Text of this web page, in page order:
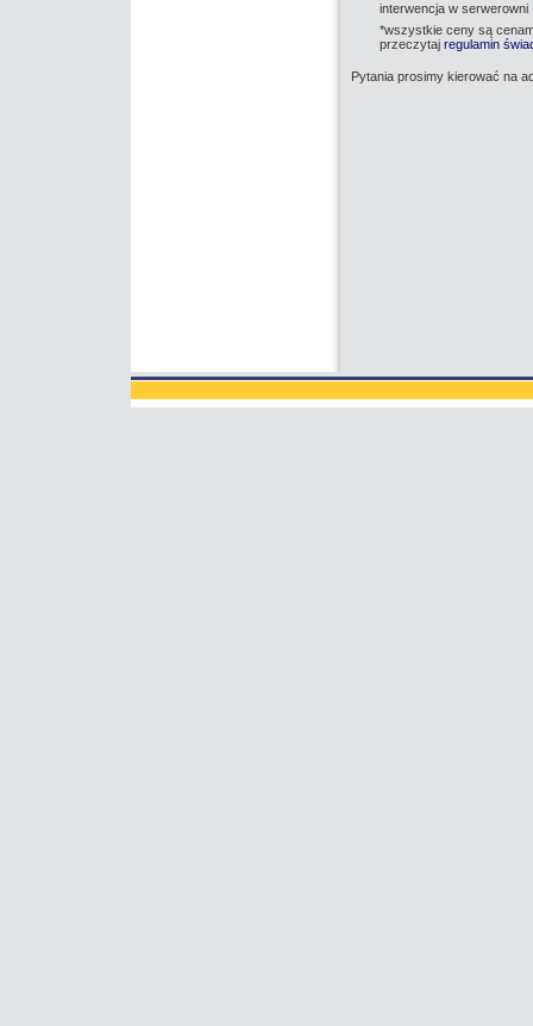
interwencja w serwerowni
*wszystkie ceny są
przeczytaj regulamin
Pytania prosimy kierować na